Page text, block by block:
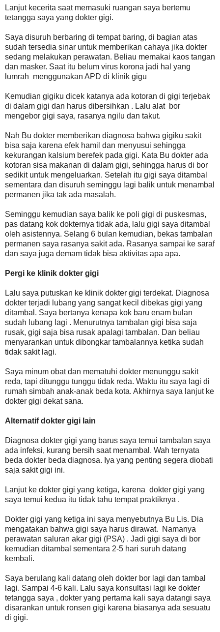
Lanjut kecerita saat memasuki ruangan saya bertemu
tetangga saya yang dokter gigi.
Saya disuruh berbaring di tempat baring, di bagian atas
sudah tersedia sinar untuk memberikan cahaya jika dokter
sedang melakukan perawatan. Beliau memakai kaos tangan
dan masker. Saat itu belum virus korona jadi hal yang
lumrah menggunakan APD di klinik gigu
Kemudian gigiku dicek katanya ada kotoran di gigi terjebak
di dalam gigi dan harus dibersihkan . Lalu alat bor
mengebor gigi saya, rasanya ngilu dan takut.
Nah Bu dokter memberikan diagnosa bahwa gigiku sakit
bisa saja karena efek hamil dan menyusui sehingga
kekurangan kalsium berefek pada gigi. Kata Bu dokter ada
kotoran sisa makanan di dalam gigi, sehingga harus di bor
sedikit untuk mengeluarkan. Setelah itu gigi saya ditambal
sementara dan disuruh seminggu lagi balik untuk menambal
permanen jika tak ada masalah.
Seminggu kemudian saya balik ke poli gigi di puskesmas,
pas datang kok dokternya tidak ada, lalu gigi saya ditambal
oleh asistennya. Selang 6 bulan kemudian, bekas tambalan
permanen saya rasanya sakit ada. Rasanya sampai ke saraf
dan saya juga demam tidak bisa aktivitas apa apa.
Pergi ke klinik dokter gigi
Lalu saya putuskan ke klinik dokter gigi terdekat. Diagnosa
dokter terjadi lubang yang sangat kecil dibekas gigi yang
ditambal. Saya bertanya kenapa kok baru enam bulan
sudah lubang lagi . Menurutnya tambalan gigi bisa saja
rusak, gigi saja bisa rusak apalagi tambalan. Dan beliau
menyarankan untuk dibongkar tambalannya ketika sudah
tidak sakit lagi.
Saya minum obat dan mematuhi dokter menunggu sakit
reda, tapi ditunggu tunggu tidak reda. Waktu itu saya lagi di
rumah simbah anak-anak beda kota. Akhirnya saya lanjut ke
dokter gigi dekat sana.
Alternatif dokter gigi lain
Diagnosa dokter gigi yang barus saya temui tambalan saya
ada infeksi, kurang bersih saat menambal. Wah ternyata
beda dokter beda diagnosa. Iya yang penting segera diobati
saja sakit gigi ini.
Lanjut ke dokter gigi yang ketiga, karena dokter gigi yang
saya temui kedua itu tidak tahu tempat praktiknya .
Dokter gigi yang ketiga ini saya menyebutnya Bu Lis. Dia
mengatakan bahwa gigi saya harus dirawat. Namanya
perawatan saluran akar gigi (PSA) . Jadi gigi saya di bor
kemudian ditambal sementara 2-5 hari suruh datang
kembali.
Saya berulang kali datang oleh dokter bor lagi dan tambal
lagi. Sampai 4-6 kali. Lalu saya konsultasi lagi ke dokter
tetangga saya , dokter yang pertama kali saya datangi saya
disarankan untuk ronsen gigi karena biasanya ada sesuatu
di gigi.